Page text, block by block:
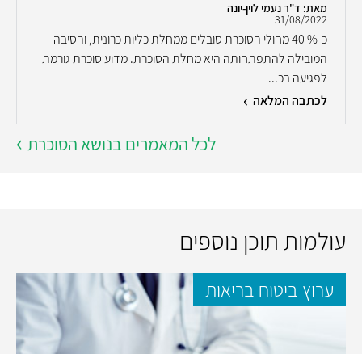
מאת: ד"ר נעמי לוין-יונה
31/08/2022
כ-% 40 מחולי הסוכרת סובלים ממחלת כליות כרונית, והסיבה
המובילה להתפתחותה היא מחלת הסוכרת. מדוע סוכרת גורמת
לפגיעה בכ...
לכתבה המלאה
לכל המאמרים בנושא הסוכרת
עולמות תוכן נוספים
ערוץ ביטוח בריאות